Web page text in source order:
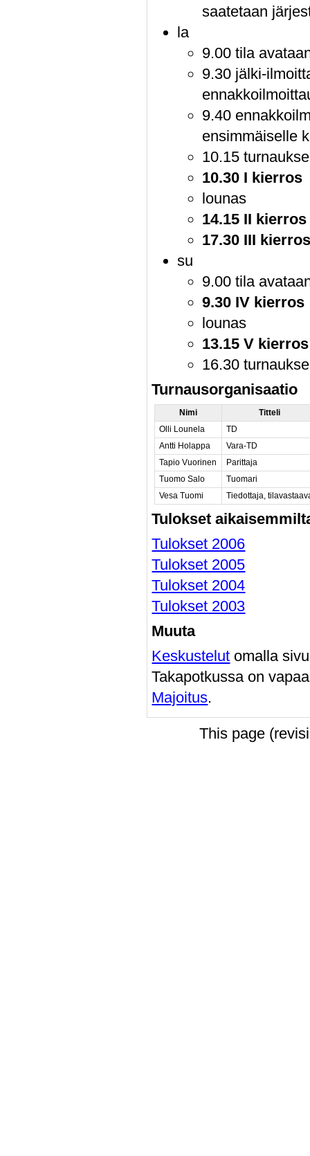
saatetaan
la
9.00 tila
9.30 jälki-
9.40
ensimmäiselle
10.15
10.30 I kierros
lounas
14.15 II kierros
17.30 III
su
9.00 tila
9.30 IV kierros
lounas
13.15 V kierros
16.30
Turnausorganisaatio
Nimi
Titteli
Olli Lounela
TD
Antti Holappa
Vara-TD
Tapio Vuorinen
Parittaja
Tuomo Salo
Tuomari
Vesa Tuomi
Tiedottaja,
Tulokset
Tulokset 2006
Tulokset 2005
Tulokset 2004
Tulokset 2003
Muuta
Keskustelut omalla
Takapotkussa on
Majoitus.
This page